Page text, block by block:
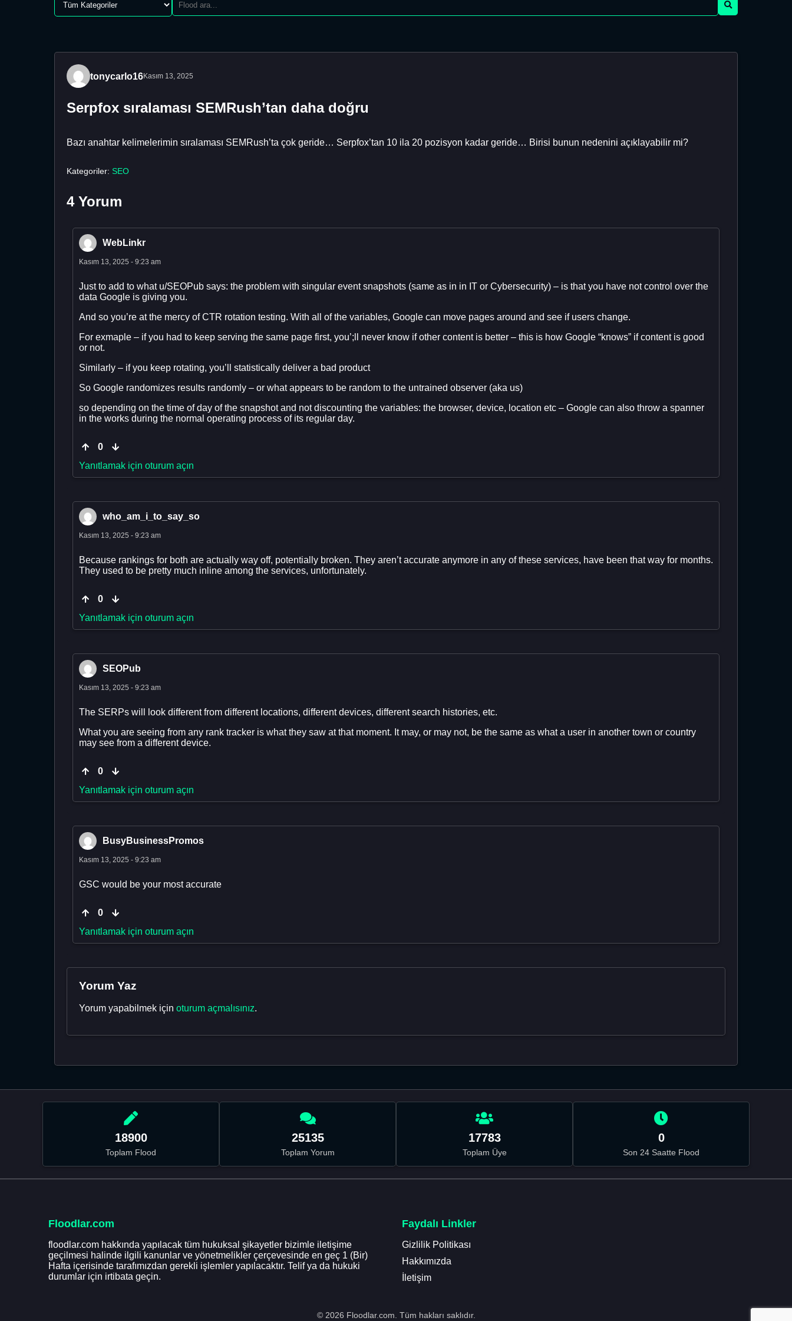
tonycarlo16Kasım 13, 2025
Serpfox sıralaması SEMRush’tan daha doğru
Bazı anahtar kelimelerimin sıralaması SEMRush’ta çok geride… Serpfox’tan 10 ila 20 pozisyon kadar geride… Birisi bunun nedenini açıklayabilir mi?
Kategoriler: SEO
4 Yorum
WebLinkr
Kasım 13, 2025 - 9:23 am
Just to add to what u/SEOPub says: the problem with singular event snapshots (same as in in IT or Cybersecurity) – is that you have not control over the
data Google is giving you.
And so you’re at the mercy of CTR rotation testing. With all of the variables, Google can move pages around and see if users change.
For exmaple – if you had to keep serving the same page first, you’;ll never know if other content is better – this is how Google “knows” if content is good
or not.
Similarly – if you keep rotating, you’ll statistically deliver a bad product
So Google randomizes results randomly – or what appears to be random to the untrained observer (aka us)
so depending on the time of day of the snapshot and not discounting the variables: the browser, device, location etc – Google can also throw a spanner
in the works during the normal operating process of its regular day.
0
Yanıtlamak için oturum açın
who_am_i_to_say_so
Kasım 13, 2025 - 9:23 am
Because rankings for both are actually way off, potentially broken. They aren’t accurate anymore in any of these services, have been that way for months.
They used to be pretty much inline among the services, unfortunately.
0
Yanıtlamak için oturum açın
SEOPub
Kasım 13, 2025 - 9:23 am
The SERPs will look different from different locations, different devices, different search histories, etc.
What you are seeing from any rank tracker is what they saw at that moment. It may, or may not, be the same as what a user in another town or country
may see from a different device.
0
Yanıtlamak için oturum açın
BusyBusinessPromos
Kasım 13, 2025 - 9:23 am
GSC would be your most accurate
0
Yanıtlamak için oturum açın
Yorum Yaz
Yorum yapabilmek için oturum açmalısınız.
18900
Toplam Flood
25135
Toplam Yorum
17783
Toplam Üye
0
Son 24 Saatte Flood
Floodlar.com
floodlar.com hakkında yapılacak tüm hukuksal şikayetler bizimle iletişime
geçilmesi halinde ilgili kanunlar ve yönetmelikler çerçevesinde en geç 1 (Bir)
Hafta içerisinde tarafımızdan gerekli işlemler yapılacaktır. Telif ya da hukuki
durumlar için irtibata geçin.
Faydalı Linkler
Gizlilik Politikası
Hakkımızda
İletişim
© 2026 Floodlar.com. Tüm hakları saklıdır.